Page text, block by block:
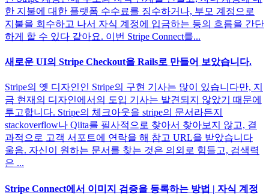
한 지불에 대한 플랫폼 수수료를 징수하거나, 부모 계정으로
지불을 회수하고 나서 자식 계정에 입금하는 등의 흐름을 간단
하게 할 수 있다 같아요. 이번 Stripe Connect를...
새로운 UI의 Stripe Checkout을 Rails로 만들어 보았습니다.
Stripe의 옛 디자인인 Stripe의 구현 기사는 많이 있습니다만, 지
금 현재의 디자인에서의 도입 기사는 발견되지 않았기 때문에
투고합니다. Stripe의 체크아웃을 stripe의 문서라든지
stackoverflow나 Qiita를 필사적으로 찾아서 찾아보지 않고, 결
과적으로 고객 서포트에 연락을 해 참고 URL을 받았습니다
울음. 자신이 원하는 문서를 찾는 것은 의외로 힘들고, 검색력
은 ...
Stripe Connect에서 이미지 검증을 등록하는 방법 | 자식 계정